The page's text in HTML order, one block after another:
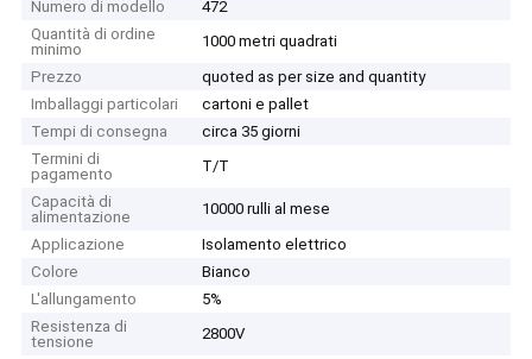
Numero di modello
472
Quantità di ordine
minimo
1000 metri quadrati
Prezzo
quoted as per size and quantity
Imballaggi particolari
cartoni e pallet
Tempi di consegna
circa 35 giorni
Termini di
pagamento
T/T
Capacità di
alimentazione
10000 rulli al mese
Applicazione
Isolamento elettrico
Colore
Bianco
L'allungamento
5%
Resistenza di
tensione
2800V